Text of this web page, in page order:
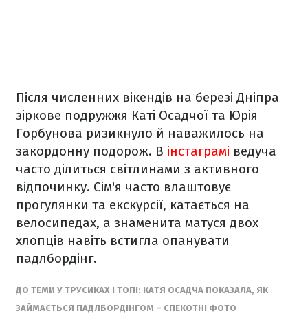
Після численних вікендів на березі Дніпра
зіркове подружжя Каті Осадчої та Юрія
Горбунова ризикнуло й наважилось на
закордонну подорож. В інстаграмі ведуча
часто ділиться світлинами з активного
відпочинку. Сім'я часто влаштовує
прогулянки та екскурсії, катається на
велосипедах, а знаменита матуся двох
хлопців навіть встигла опанувати
падлбордінг.
ДО ТЕМИ У ТРУСИКАХ І ТОПІ: КАТЯ ОСАДЧА ПОКАЗАЛА, ЯК
ЗАЙМАЄТЬСЯ ПАДЛБОРДІНГОМ – СПЕКОТНІ ФОТО